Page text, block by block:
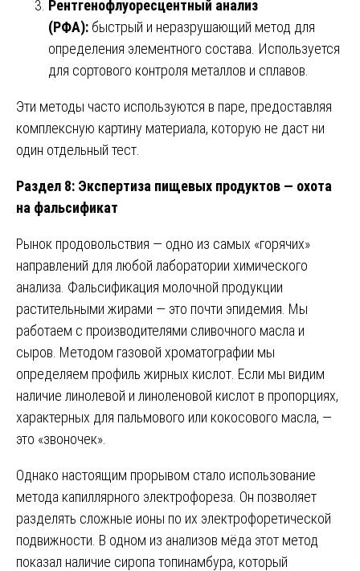
Рентгенофлуоресцентный анализ
(РФА): быстрый и неразрушающий метод для
определения элементного состава. Используется
для сортового контроля металлов и сплавов.
Эти методы часто используются в паре, предоставляя
комплексную картину материала, которую не даст ни
один отдельный тест.
Раздел 8: Экспертиза пищевых продуктов — охота
на фальсификат
Рынок продовольствия — одно из самых «горячих»
направлений для любой лаборатории химического
анализа. Фальсификация молочной продукции
растительными жирами — это почти эпидемия. Мы
работаем с производителями сливочного масла и
сыров. Методом газовой хроматографии мы
определяем профиль жирных кислот. Если мы видим
наличие линолевой и линоленовой кислот в пропорциях,
характерных для пальмового или кокосового масла, —
это «звоночек».
Однако настоящим прорывом стало использование
метода капиллярного электрофореза. Он позволяет
разделять сложные ионы по их электрофоретической
подвижности. В одном из анализов мёда этот метод
показал наличие сиропа топинамбура, который